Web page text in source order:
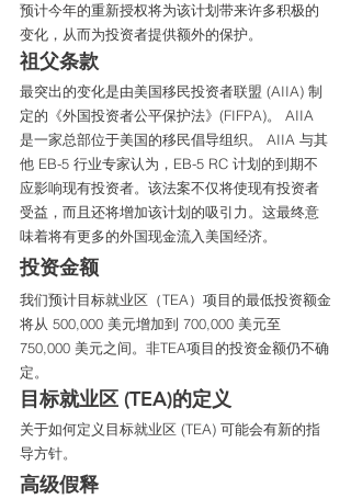
预计今年的重新授权将为该计划带来许多积极的
变化，从而为投资者提供额外的保护。
祖父条款
最突出的变化是由美国移民投资者联盟 (AIIA) 制
定的《外国投资者公平保护法》(FIFPA)。 AIIA
是一家总部位于美国的移民倡导组织。 AIIA 与其
他 EB-5 行业专家认为，EB-5 RC 计划的到期不
应影响现有投资者。该法案不仅将使现有投资者
受益，而且还将增加该计划的吸引力。这最终意
味着将有更多的外国现金流入美国经济。
投资金额
我们预计目标就业区（TEA）项目的最低投资额金
将从 500,000 美元增加到 700,000 美元至
750,000 美元之间。非TEA项目的投资金额仍不确
定。
目标就业区 (TEA)的定义
关于如何定义目标就业区 (TEA) 可能会有新的指
导方针。
高级假释